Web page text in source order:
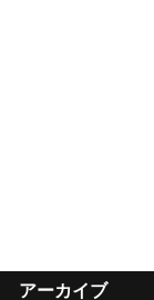
アーカイブ